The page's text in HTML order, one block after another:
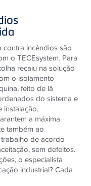
incêndios são
o TECEsystem. Para
recaiu na solução
o isolamento
feito de lã
do sistema e
instalação,
a máxima
também ao
de acordo
sem defeitos.
o especialista
industrial? Cada